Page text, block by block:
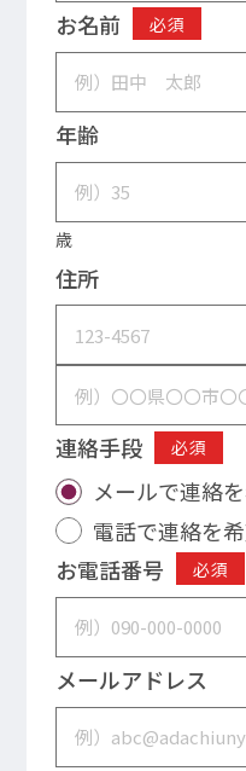
お名前 必須
年齢
歳
住所
連絡手段 必須
メールで連絡
電話で連絡を
お電話番号
必須
メールアドレス